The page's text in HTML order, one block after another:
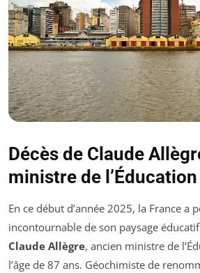
Décès de Claude
ministre de
En ce début d’année 2025, la France a
incontournable de son paysage
Claude Allègre, ancien ministre de
l’âge de 87 ans. Géochimiste de